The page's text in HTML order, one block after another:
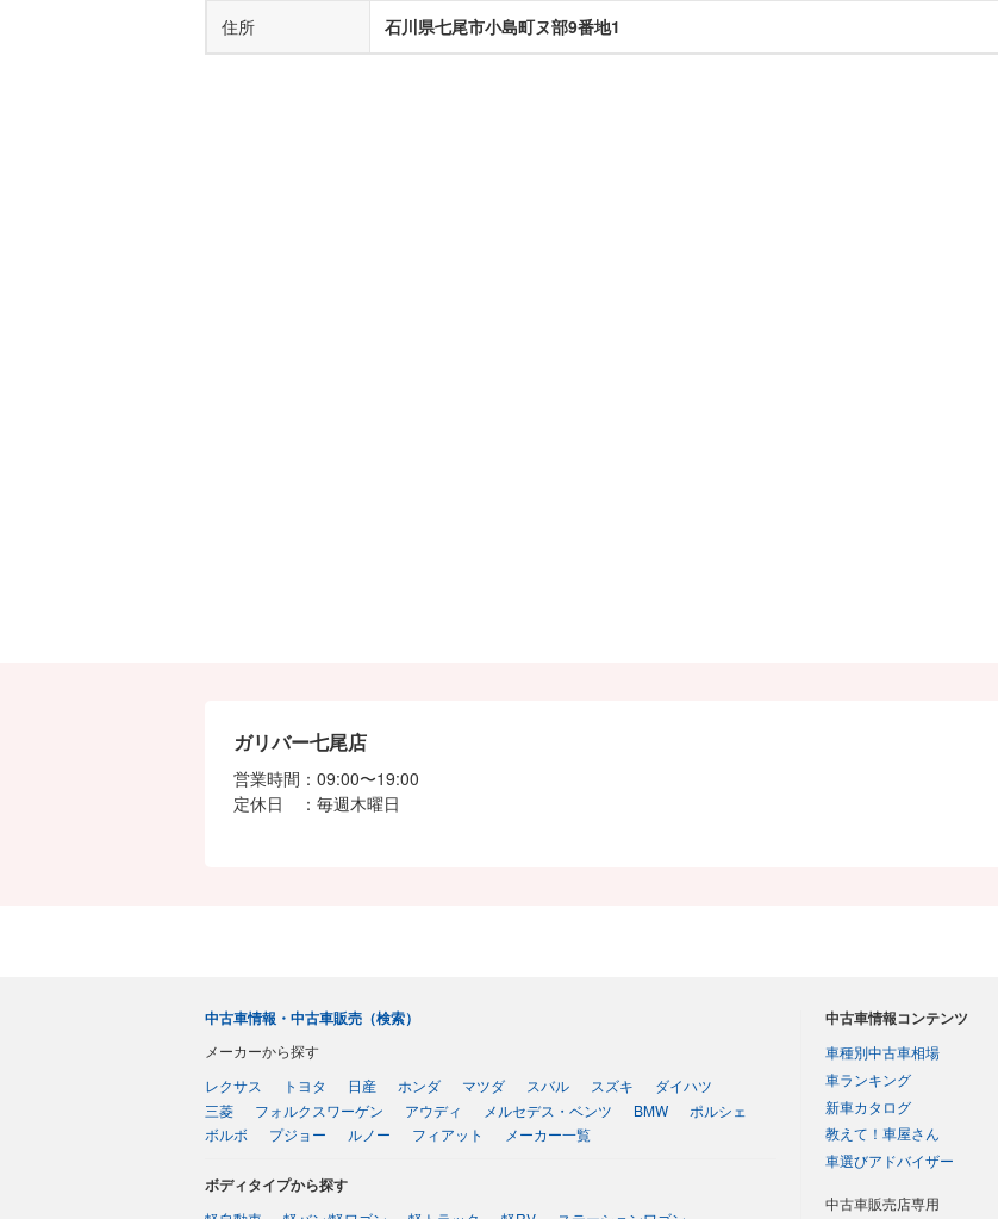
住所 石川県七尾市小島町ヌ部9番地1
ガリバー七尾店
営業時間
09:00〜19:00
定休日
毎週木曜日
中古車情報・中古車販売（検索）
メーカーから探す
レクサス
トヨタ 日産 ホンダ マツダ スバル スズキ
ダイハツ
三菱
フォルクスワーゲン アウディ メルセデス・ベンツ BMW
ポルシェ
ボルボ
プジョー ルノー フィアット メーカー一覧
ボディタイプから探す
中古車情報コンテンツ
車種別中古車相場
車ランキング
新車カタログ
教えて！車屋さん
車選びアドバイザー
中古車販売店専用